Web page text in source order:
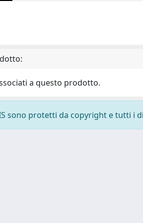
a questo prodotto.
sono protetti da copyright e tutti i